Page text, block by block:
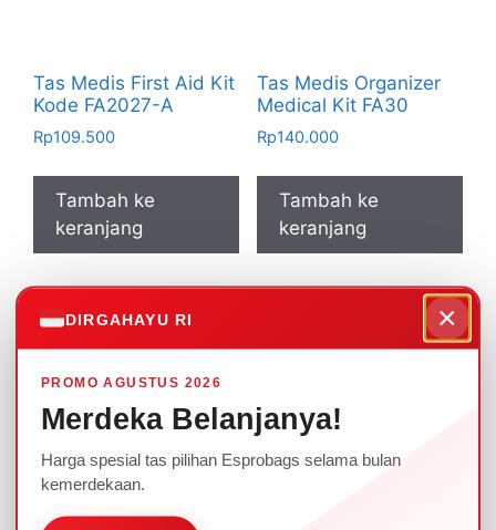
Tas Medis First Aid Kit
Kode FA2027-A
Rp109.500
Tambah ke
keranjang
Tas Medis Organizer
Medical Kit FA30
Rp140.000
Tambah ke
keranjang
DIRGAHAYU RI ×
PROMO AGUSTUS 2026
Merdeka Belanjanya!
Harga spesial tas pilihan Esprobags selama bulan
kemerdekaan.